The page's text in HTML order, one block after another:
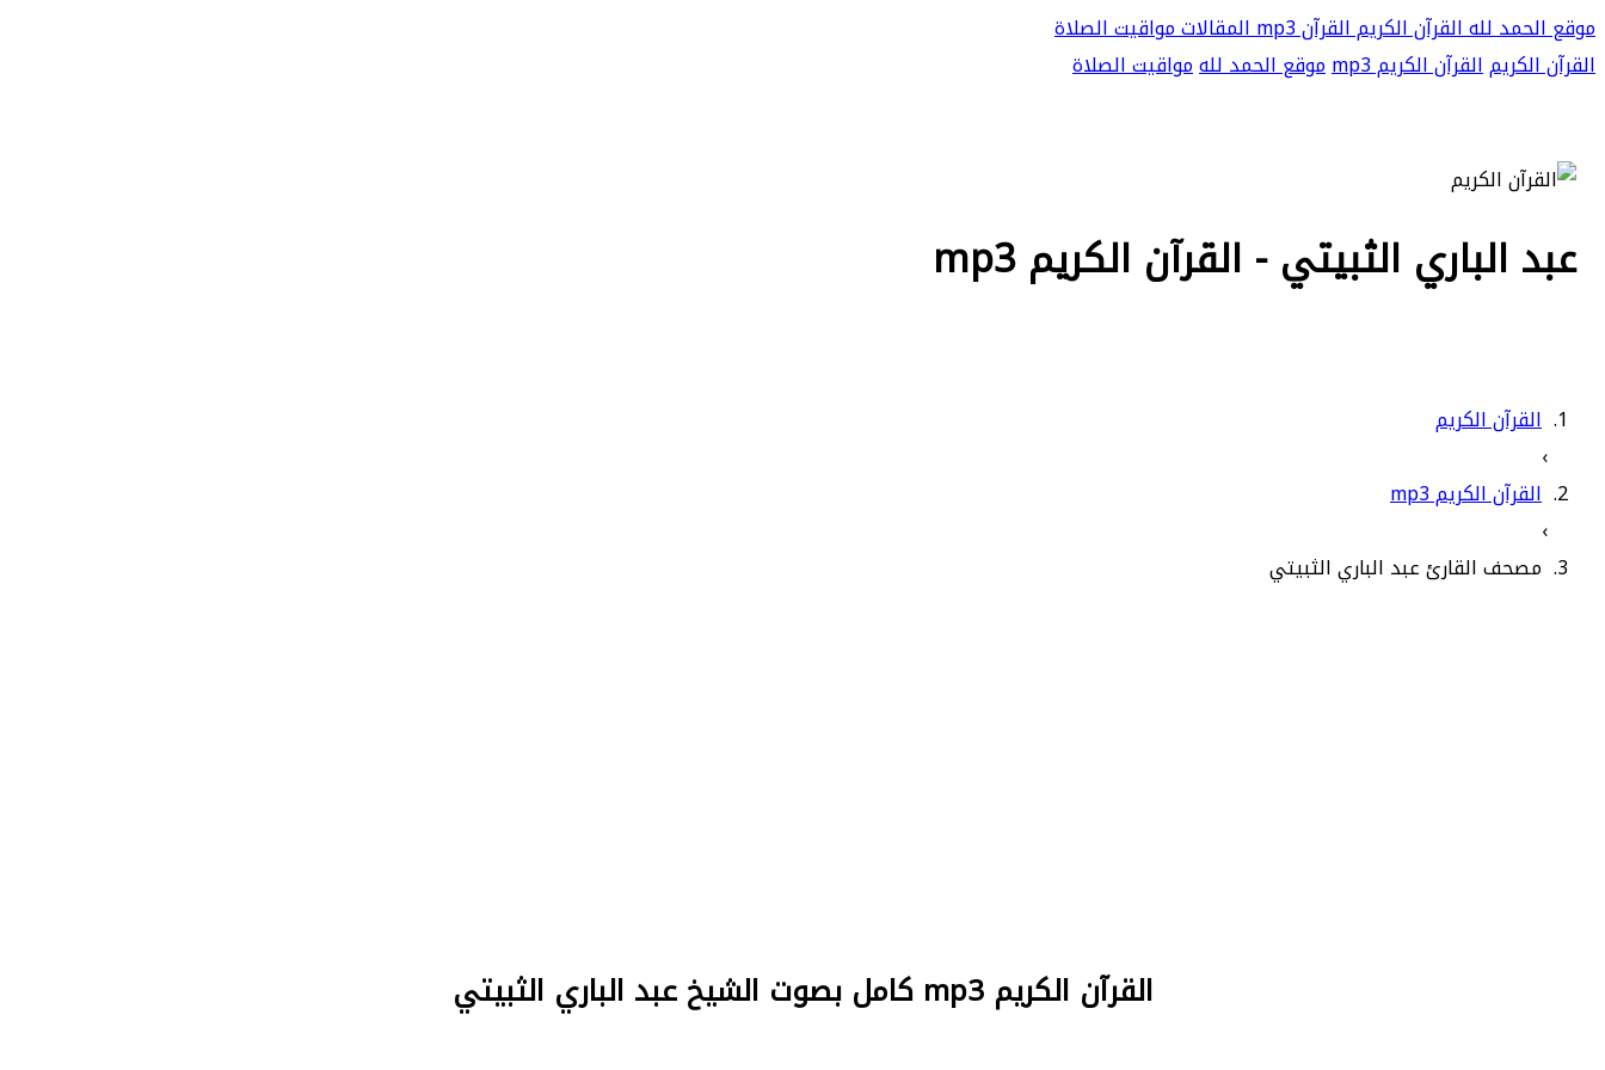
موقع الحمد للهالقرآن الكريمالقرآن mp3 المقالاتمواقيت الصلاة
القرآن الكريمالقرآن الكريم mp3 موقع الحمد للهمواقيت الصلاة
عبد الباري الثبيتي - القرآن الكريم mp3
القرآن الكريم
›
القرآن الكريم mp3
›
مصحف القارئ عبد الباري الثبيتي
القرآن الكريم mp3 كامل بصوت الشيخ عبد الباري الثبيتي